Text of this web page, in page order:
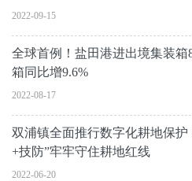
2022-09-15
全球首例！盐田港进出境集装箱
箱同比增9.6%
2022-08-17
双浦镇全面推行数字化耕地保护
+技防”牢牢守住耕地红线
2022-06-20